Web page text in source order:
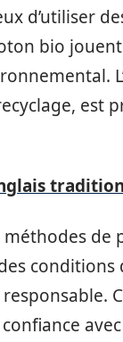
d’utiliser
bio
est
méthodes de
conditions